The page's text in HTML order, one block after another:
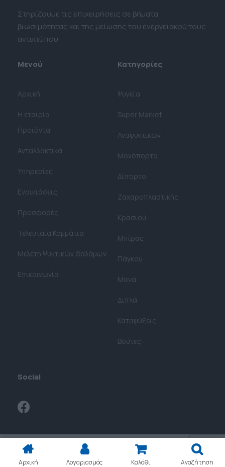
Στηρίζουμε τις επιχειρήσεις σε βήματα
βιωσιμότητας και της μείωσης του ενεργειακού τους
αντικτύπου
Μενού
Αρχική
Η εταιρία
Προϊόντα
Ανταλλακτικά
Υπηρεσίες
Ενοικιάσεις
Προσφορές
Τελευταία Κομμάτια
Μελέτη Ψυκτικών Θαλάμων​
Επικοινωνία
Κατηγορίες
Ψυγεία
Super Market
Αναψυκτικών
Μονόπορτο
Δίπορτο
Ζαχαροπλαστικής
Κρασιού
Μπίρας
Πάγκου
Μονά
Διπλά
Καταψύξεις
Βούτες
Social
Αρχική Λογαριασμός Καλάθι Αναζήτηση